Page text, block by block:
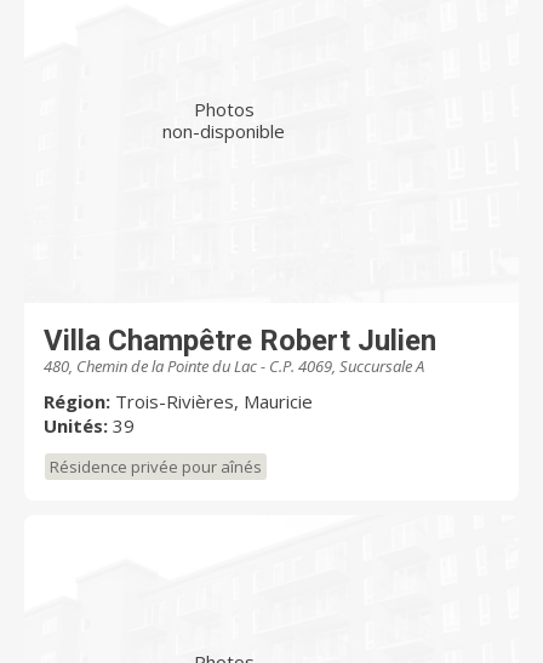
Photos
non-disponible
Villa Champêtre Robert Julien
480, Chemin de la Pointe du Lac - C.P. 4069, Succursale A
Région: Trois-Rivières, Mauricie
Unités: 39
Résidence privée pour aînés